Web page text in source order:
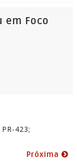
em Foco
423;
Próxima